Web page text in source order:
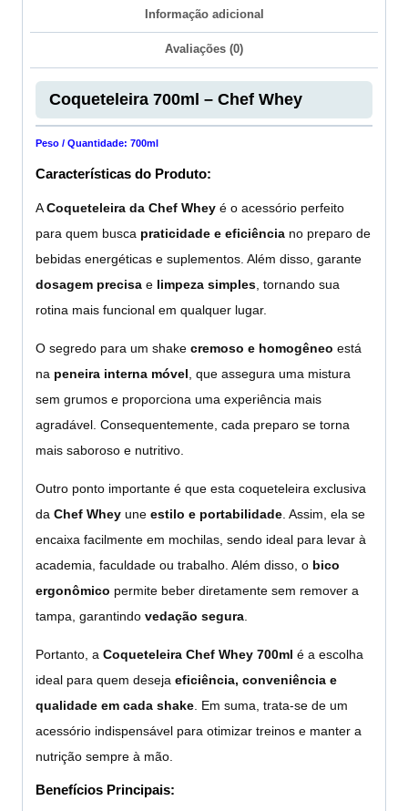
Informação adicional
Avaliações (0)
Coqueteleira 700ml – Chef Whey
Peso / Quantidade: 700ml
Características do Produto:
ACoqueteleira da Chef Whey é o acessório perfeito
para quem busca praticidade e eficiência no preparo de
bebidas energéticas e suplementos. Além disso, garante
dosagem precisa e limpeza simples , tornando sua
rotina mais funcional em qualquer lugar.
O segredo para um shake cremoso e homogêneo está
na peneira interna móvel , que assegura uma mistura
sem grumos e proporciona uma experiência mais
agradável. Consequentemente, cada preparo se torna
mais saboroso e nutritivo.
Outro ponto importante é que esta coqueteleira exclusiva
da Chef Whey une estilo e portabilidade . Assim, ela se
encaixa facilmente em mochilas, sendo ideal para levar à
academia, faculdade ou trabalho. Além disso, o bico
ergonômico permite beber diretamente sem remover a
tampa, garantindo vedação segura
Portanto, a Coqueteleira Chef Whey 700ml é a escolha
ideal para quem deseja eficiência, conveniência e
qualidade em cada shake . Em suma, trata-se de um
acessório indispensável para otimizar treinos e manter a
nutrição sempre à mão.
Benefícios Principais: